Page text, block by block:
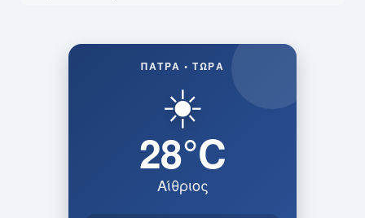
ΠΆΤΡΑ • ΤΏΡΑ
☀️
28°C
Αίθριος